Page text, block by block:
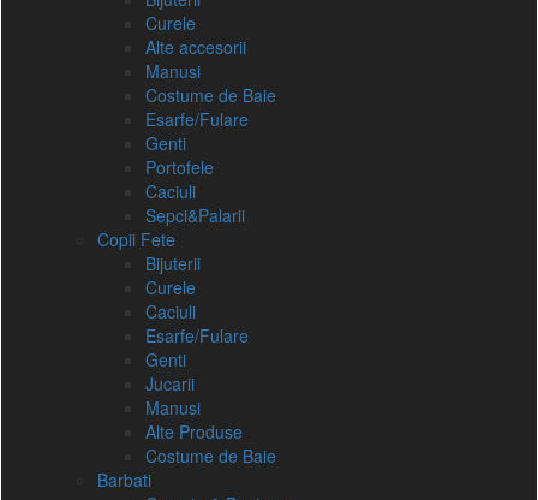
Curele
Alte accesorii
Manusi
Costume de Baie
Esarfe/Fulare
Genti
Portofele
Caciuli
Sepci&Palarii
Copii Fete
Bijuterii
Curele
Caciuli
Esarfe/Fulare
Genti
Jucarii
Manusi
Alte Produse
Costume de Baie
Barbati